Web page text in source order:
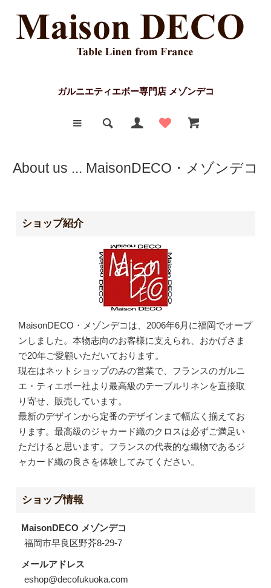
ガルニエティエボー専門店 メゾンデコ
About us ... MaisonDECO・メゾンデコ
ショップ紹介
MaisonDECO・メゾンデコは、2006年6月に福岡でオープ
ンしました。本物志向のお客様に支えられ、おかげさま
で20年ご愛顧いただいております。
現在はネットショップのみの営業で、フランスのガルニ
エ・ティエボー社より最高級のテーブルリネンを直接取
り寄せ、販売しています。
最新のデザインから定番のデザインまで幅広く揃えてお
ります。最高級のジャカード織のクロスは必ずご満足い
ただけると思います。フランスの代表的な織物であるジ
ャカード織の良さを体験してみてください。
ショップ情報
MaisonDECO メゾンデコ
福岡市早良区野芥8-29-7
メールアドレス
eshop@decofukuoka.com